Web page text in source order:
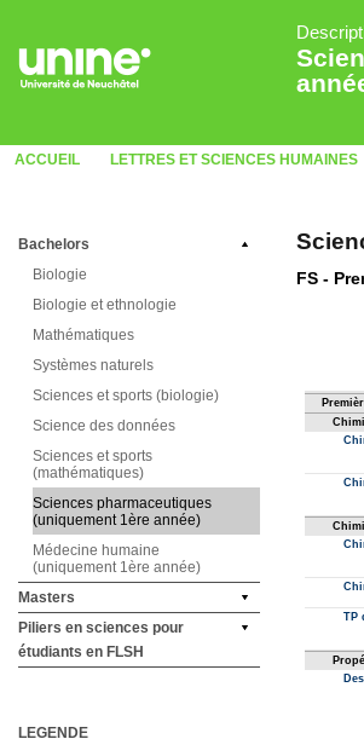
ACCUEIL LETTRES ET SCIENCES HUMAINES
Bachelors
Biologie
Biologie et ethnologie
Mathématiques
Systèmes naturels
Sciences et sports (biologie)
Science des données
Sciences et sports
(mathématiques)
Sciences pharmaceutiques
(uniquement 1ère année)
Médecine humaine
(uniquement 1ère année)
Masters
Piliers en sciences pour
étudiants en FLSH
LEGENDE